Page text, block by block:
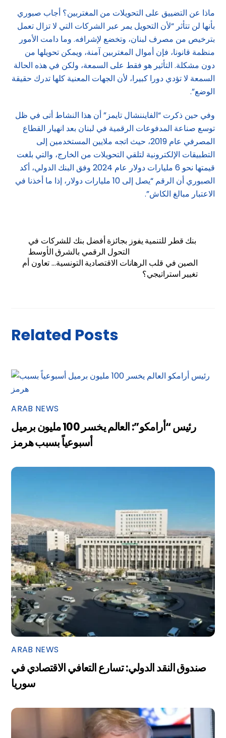
ماذا عن التضييق على التحويلات من المغتربين؟ أجاب صبوري
بأنها لن تتأثر “لأن التحويل يمر عبر الشركات التي لا تزال تعمل
بترخيص من مصرف لبنان، وتخضع لإشرافه. وما دامت الأمور
منظمة قانونا، فإن أموال المغتربين آمنة، ويمكن تحويلها من
دون مشكلة. التأثير هو فقط على السمعة، ولكن في هذه الحالة
السمعة لا تؤدي دورا كبيرا، لأن الجهات المعنية كلها تدرك حقيقة
الوضع”.
وفي حين ذكرت “الفايننشال تايمز” أن هذا النشاط أتى في ظل
توسع صناعة المدفوعات الرقمية في لبنان بعد انهيار القطاع
المصرفي عام 2019، حيث اتجه ملايين المستخدمين إلى
التطبيقات الإلكترونية لتلقي التحويلات من الخارج، والتي بلغت
قيمتها نحو 6 مليارات دولار عام 2024 وفق البنك الدولي، أكد
الصبوري أن الرقم “يصل إلى 10 مليارات دولار، إذا ما أخذنا في
الاعتبار مبالغ الكاش”.
بنك قطر للتنمية يفوز بجائزة أفضل بنك للشركات في
التحول الرقمي بالشرق الأوسط
الصين في قلب الرهانات الاقتصادية التونسية… تعاون أم
تغيير استراتيجي؟
Related Posts
ARAB NEWS
رئيس “أرامكو”: العالم يخسر 100 مليون برميل
أسبوعياً بسبب هرمز
ARAB NEWS
صندوق النقد الدولي: تسارع التعافي الاقتصادي في
سوريا